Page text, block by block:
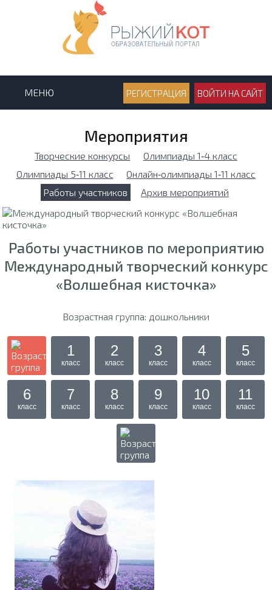
МЕНЮ РЕГИСТРАЦИЯ ВОЙТИ НА САЙТ
Мероприятия
Творческие конкурсы
Олимпиады 1‑4 класс
Олимпиады 5‑11 класс
Онлайн‑олимпиады 1‑11 класс
Работы участников
Архив мероприятий
Работы участников по мероприятию
Международный творческий конкурс
«Волшебная кисточка»
Возрастная группа: дошкольники
1
класс
2
класс
3
класс
4
класс
5
класс
6
класс
7
класс
8
класс
9
класс
10
класс
11
класс